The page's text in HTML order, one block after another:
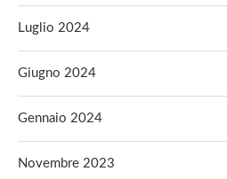
Luglio 2024
Giugno 2024
Gennaio 2024
Novembre 2023